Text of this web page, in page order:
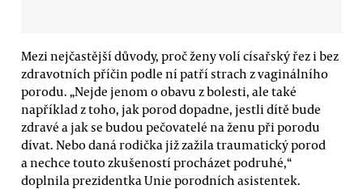
Mezi nejčastější důvody, proč ženy volí císařský řez i bez
zdravotních příčin podle ní patří strach z vaginálního
porodu. „Nejde jenom o obavu z bolesti, ale také
například z toho, jak porod dopadne, jestli dítě bude
zdravé a jak se budou pečovatelé na ženu při porodu
dívat. Nebo daná rodička již zažila traumatický porod
a nechce touto zkušeností procházet podruhé,“
doplnila prezidentka Unie porodních asistentek.